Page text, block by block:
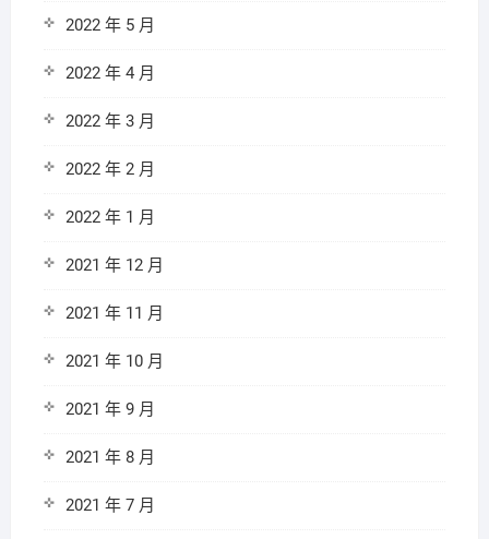
2022 年 5 月
2022 年 4 月
2022 年 3 月
2022 年 2 月
2022 年 1 月
2021 年 12 月
2021 年 11 月
2021 年 10 月
2021 年 9 月
2021 年 8 月
2021 年 7 月